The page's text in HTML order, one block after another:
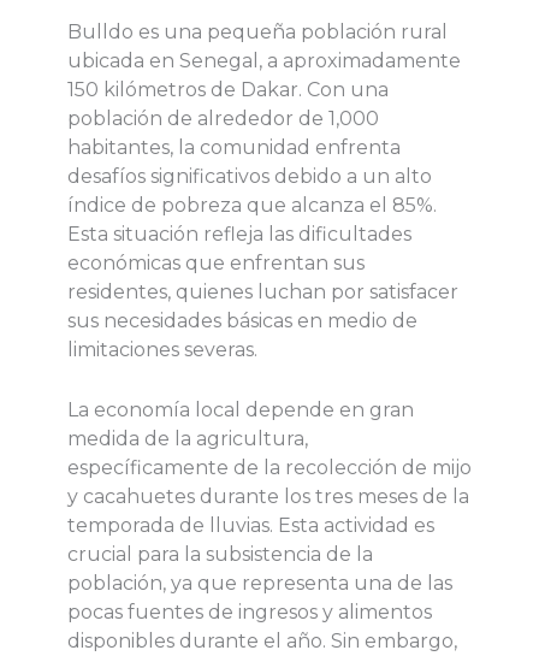
Bulldo es una pequeña población rural
ubicada en Senegal, a aproximadamente
150 kilómetros de Dakar. Con una
población de alrededor de 1,000
habitantes, la comunidad enfrenta
desafíos significativos debido a un alto
índice de pobreza que alcanza el 85%.
Esta situación refleja las dificultades
económicas que enfrentan sus
residentes, quienes luchan por satisfacer
sus necesidades básicas en medio de
limitaciones severas.
La economía local depende en gran
medida de la agricultura,
específicamente de la recolección de mijo
y cacahuetes durante los tres meses de la
temporada de lluvias. Esta actividad es
crucial para la subsistencia de la
población, ya que representa una de las
pocas fuentes de ingresos y alimentos
disponibles durante el año. Sin embargo,